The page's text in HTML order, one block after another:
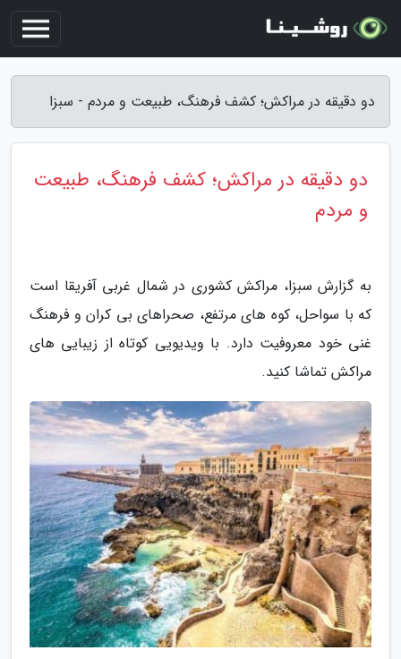
دو دقیقه در مراکش؛ کشف فرهنگ، طبیعت و مردم - سبزا
دو دقیقه در مراکش؛ کشف فرهنگ، طبیعت
و مردم
به گزارش سبزا، مراکش کشوری در شمال غربی آفریقا است
که با سواحل، کوه های مرتفع، صحراهای بی کران و فرهنگ
غنی خود معروفیت دارد. با ویدیویی کوتاه از زیبایی های
مراکش تماشا کنید.